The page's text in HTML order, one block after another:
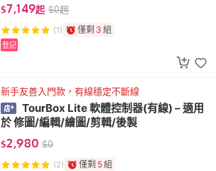
$7,149起 $0起
(1) 僅剩 3 組
登記
新手友善入門款，有線穩定不斷線
TourBox Lite 軟體控制器(有線) – 適用
於 修圖/編輯/繪圖/剪輯/後製
$2,980 $0
(2) 僅剩 5組